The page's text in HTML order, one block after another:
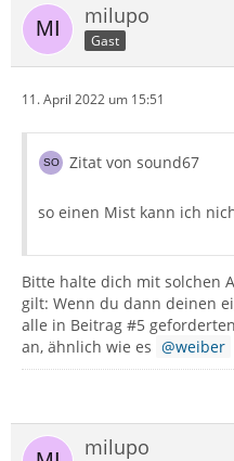
milupo
Gast
11. April 2022 um 15:51
Zitat von sound67
so einen Mist kann ich
Bitte halte dich mit solchen
gilt: Wenn du dann deinen
alle in Beitrag #5
an, ähnlich wie es
weiber
milupo